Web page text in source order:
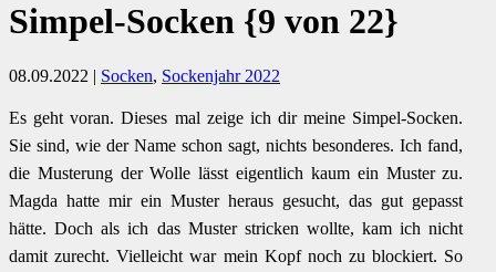
Simpel-Socken {9 von 22}
08.09.2022 | Socken, Sockenjahr 2022
Es geht voran. Dieses mal zeige ich dir meine Simpel-Socken.
Sie sind, wie der Name schon sagt, nichts besonderes. Ich fand,
die Musterung der Wolle lässt eigentlich kaum ein Muster zu.
Magda hatte mir ein Muster heraus gesucht, das gut gepasst
hätte. Doch als ich das Muster stricken wollte, kam ich nicht
damit zurecht. Vielleicht war mein Kopf noch zu blockiert. So